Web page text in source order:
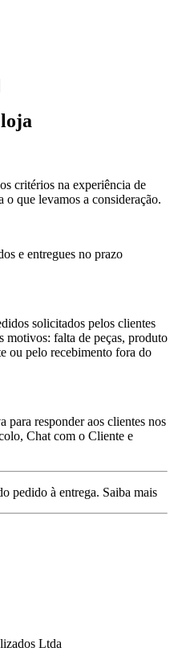
critérios na experiência de
o que levamos a consideração.
e entregues no prazo
solicitados pelos clientes
motivos: falta de peças, produto
ou pelo recebimento fora do
para responder aos clientes nos
Chat com o Cliente e
pedido à entrega. Saiba mais
Ltda